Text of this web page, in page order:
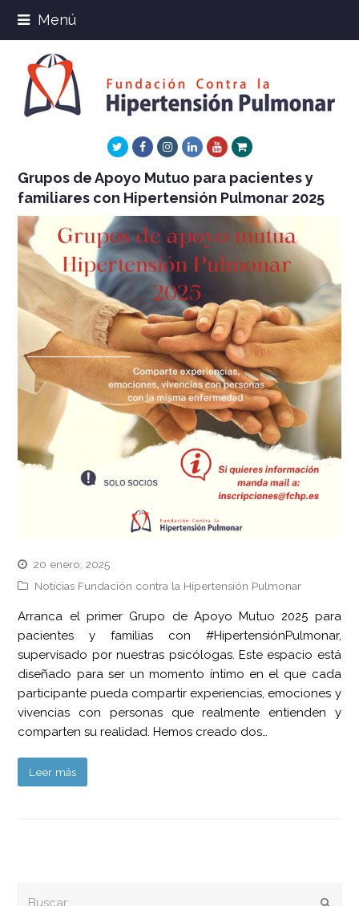
Menú
TwitterFacebookInstagram
LinkedInYoutube
Xing
Grupos de Apoyo Mutuo para pacientes y
familiares con Hipertensión Pulmonar 2025
20 enero, 2025
Noticias Fundación contra la Hipertensión Pulmonar
Arranca el primer Grupo de Apoyo Mutuo 2025 para
pacientes y familias con #HipertensiónPulmonar,
supervisado por nuestras psicólogas. Este espacio está
diseñado para ser un momento íntimo en el que cada
participante pueda compartir experiencias, emociones y
vivencias con personas que realmente entienden y
comparten su realidad. Hemos creado dos…
Leer más